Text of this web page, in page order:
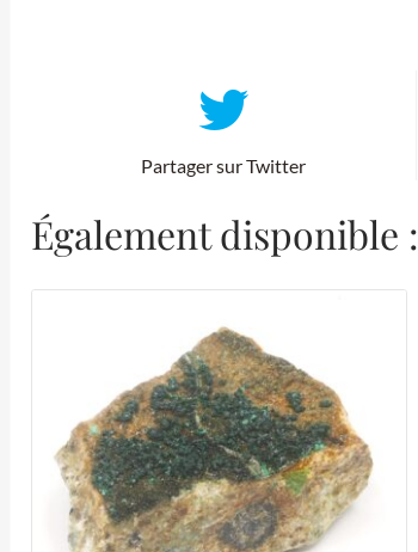
Partager sur Twitter
Également disponible :